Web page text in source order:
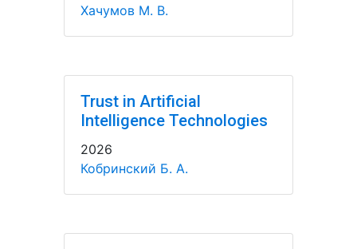
Хачумов М. В.
Trust in Artificial
Intelligence Technologies
2026
Кобринский Б. А.